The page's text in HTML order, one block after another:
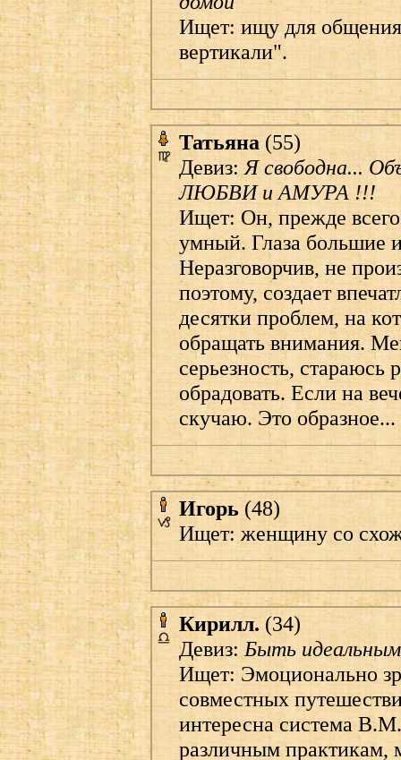
Ищет: ищу для общения
вертикали".
Татьяна (55)
Девиз:Я свободна...
ЛЮБВИ и АМУРА !!!
Ищет: Он, прежде
умный. Глаза большие
Неразговорчив, не
поэтому, создает
десятки проблем, на
обращать внимания.
серьезность, стараюсь
обрадовать. Если на
скучаю. Это образное...
Игорь (48)
Ищет: жeнщину со
Кирилл. (34)
Девиз:Быть
Ищет: Эмоционально
совместных
интересна система
различным практикам,